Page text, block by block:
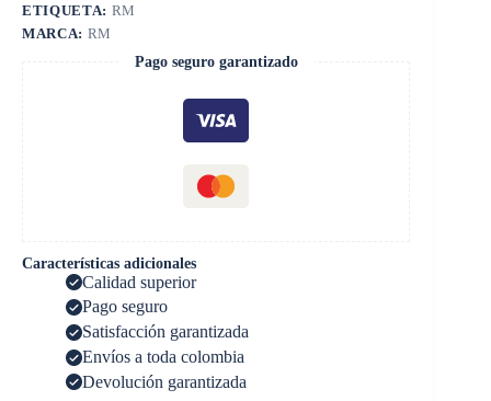
ETIQUETA: RM
MARCA: RM
Pago seguro garantizado
Características adicionales
Calidad superior
Pago seguro
Satisfacción garantizada
Envíos a toda colombia
Devolución garantizada